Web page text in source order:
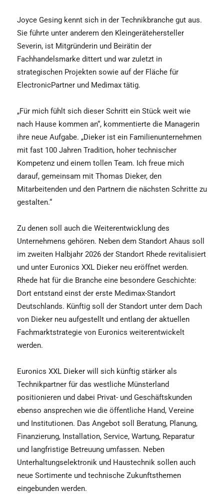
Joyce Gesing kennt sich in der Technikbranche gut aus.
Sie führte unter anderem den Kleingerätehersteller
Severin, ist Mitgründerin und Beirätin der
Fachhandelsmarke dittert und war zuletzt in
strategischen Projekten sowie auf der Fläche für
ElectronicPartner und Medimax tätig.
„Für mich fühlt sich dieser Schritt ein Stück weit wie
nach Hause kommen an“, kommentierte die Managerin
ihre neue Aufgabe. „Dieker ist ein Familienunternehmen
mit fast 100 Jahren Tradition, hoher technischer
Kompetenz und einem tollen Team. Ich freue mich
darauf, gemeinsam mit Thomas Dieker, den
Mitarbeitenden und den Partnern die nächsten Schritte zu
gestalten.“
Zu denen soll auch die Weiterentwicklung des
Unternehmens gehören. Neben dem Standort Ahaus soll
im zweiten Halbjahr 2026 der Standort Rhede revitalisiert
und unter Euronics XXL Dieker neu eröffnet werden.
Rhede hat für die Branche eine besondere Geschichte:
Dort entstand einst der erste Medimax-Standort
Deutschlands. Künftig soll der Standort unter dem Dach
von Dieker neu aufgestellt und entlang der aktuellen
Fachmarktstrategie von Euronics weiterentwickelt
werden.
Euronics XXL Dieker will sich künftig stärker als
Technikpartner für das westliche Münsterland
positionieren und dabei Privat- und Geschäftskunden
ebenso ansprechen wie die öffentliche Hand, Vereine
und Institutionen. Das Angebot soll Beratung, Planung,
Finanzierung, Installation, Service, Wartung, Reparatur
und langfristige Betreuung umfassen. Neben
Unterhaltungselektronik und Haustechnik sollen auch
neue Sortimente und technische Zukunftsthemen
eingebunden werden.